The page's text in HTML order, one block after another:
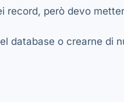
record, però devo
database o crearne di